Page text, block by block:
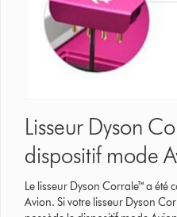
Lisseur Dyson
dispositif mode
Le lisseur Dyson Corrale™ a été
Avion. Si votre lisseur Dyson